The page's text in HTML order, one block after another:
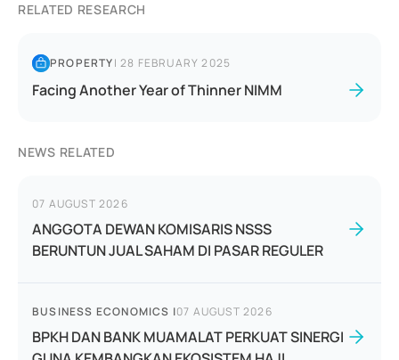
RELATED RESEARCH
PROPERTY|28 FEBRUARY 2025
Facing Another Year of Thinner NIMM
NEWS RELATED
07 AUGUST 2026
ANGGOTA DEWAN KOMISARIS NSSS
BERUNTUN JUAL SAHAM DI PASAR REGULER
BUSINESS ECONOMICS |07 AUGUST 2026
BPKH DAN BANK MUAMALAT PERKUAT SINERGI